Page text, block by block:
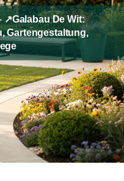
↗️Galabau De Wit:
Gartengestaltung,